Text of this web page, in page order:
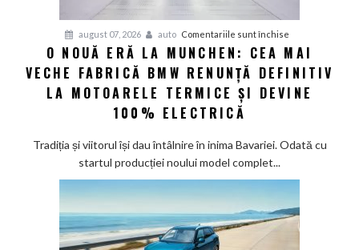
șapte
noi
august 07, 2026 auto Comentariile sunt închise
O
nouă
eră
Cea
BMW
renunță
O NOUĂ ERĂ LA MUNCHEN: CEA MAI
VECHE FABRICĂ BMW RENUNȚĂ DEFINITIV
LA MOTOARELE TERMICE ȘI DEVINE
100% ELECTRICĂ
Tradiția și viitorul își dau întâlnire în inima Bavariei. Odată cu
startul producției noului model complet...